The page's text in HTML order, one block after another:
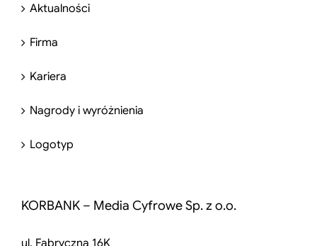
Aktualności
Firma
Kariera
Nagrody i wyróżnienia
Logotyp
KORBANK – Media Cyfrowe Sp. z o.o.
ul. Fabryczna 16K